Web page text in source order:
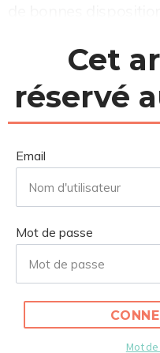
Cet
réservé
Email
Mot de passe
Mot